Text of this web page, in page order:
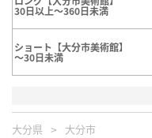
30日以上～360日未満
ショート【大分市美術館】
～30日未満
大分県 大分市